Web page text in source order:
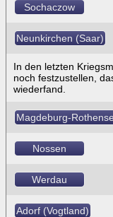
Sochaczow
Neunkirchen (Saar)
In den letzten
noch festzustellen,
wiederfand.
Magdeburg-
Nossen
Werdau
Adorf (Vogtland)